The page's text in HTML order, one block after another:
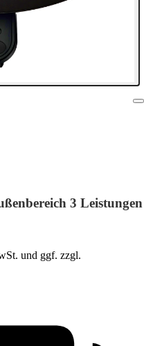
3 Leistungen
und ggf. zzgl.